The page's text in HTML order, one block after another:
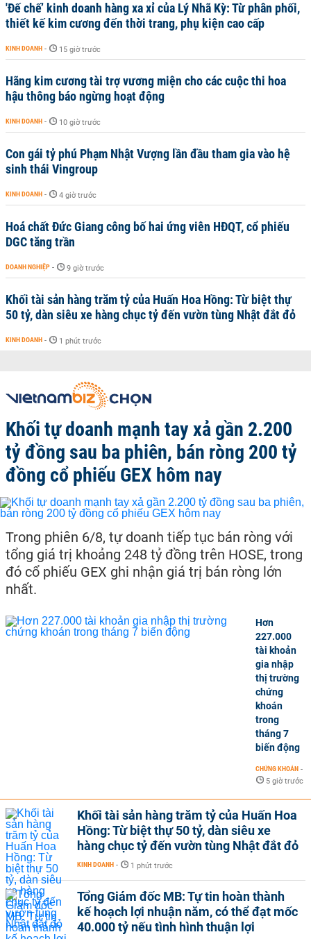
'Đế chế’ kinh doanh hàng xa xỉ của Lý Nhã Kỳ: Từ phân phối,
thiết kế kim cương đến thời trang, phụ kiện cao cấp
KINH DOANH - 15 giờ trước
Hãng kim cương tài trợ vương miện cho các cuộc thi hoa
hậu thông báo ngừng hoạt động
KINH DOANH - 10 giờ trước
Con gái tỷ phú Phạm Nhật Vượng lần đầu tham gia vào hệ
sinh thái Vingroup
KINH DOANH - 4 giờ trước
Hoá chất Đức Giang công bố hai ứng viên HĐQT, cổ phiếu
DGC tăng trần
DOANH NGHIỆP - 9 giờ trước
Khối tài sản hàng trăm tỷ của Huấn Hoa Hồng: Từ biệt thự
50 tỷ, dàn siêu xe hàng chục tỷ đến vườn tùng Nhật đắt đỏ
KINH DOANH - 1 phút trước
Khối tự doanh mạnh tay xả gần 2.200
tỷ đồng sau ba phiên, bán ròng 200 tỷ
đồng cổ phiếu GEX hôm nay
Trong phiên 6/8, tự doanh tiếp tục bán ròng với
tổng giá trị khoảng 248 tỷ đồng trên HOSE, trong
đó cổ phiếu GEX ghi nhận giá trị bán ròng lớn
nhất.
Hơn
227.000
tài khoản
gia nhập
thị trường
chứng
khoán
trong
tháng 7
biến động
CHỨNG KHOÁN -
5 giờ trước
Khối tài sản hàng trăm tỷ của Huấn Hoa
Hồng: Từ biệt thự 50 tỷ, dàn siêu xe
hàng chục tỷ đến vườn tùng Nhật đắt đỏ
KINH DOANH - 1 phút trước
Tổng Giám đốc MB: Tự tin hoàn thành
kế hoạch lợi nhuận năm, có thể đạt mốc
40.000 tỷ nếu tình hình thuận lợi